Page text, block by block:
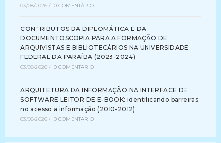
03/08/2026 / 0 COMENTÁRIO
CONTRIBUTOS DA DIPLOMÁTICA E DA
DOCUMENTOSCOPIA PARA A FORMAÇÃO DE
ARQUIVISTAS E BIBLIOTECÁRIOS NA UNIVERSIDADE
FEDERAL DA PARAÍBA (2023-2024)
03/08/2026 / 0 COMENTÁRIO
ARQUITETURA DA INFORMAÇÃO NA INTERFACE DE
SOFTWARE LEITOR DE E-BOOK: identificando barreiras
no acesso a informação (2010-2012)
03/08/2026 / 0 COMENTÁRIO